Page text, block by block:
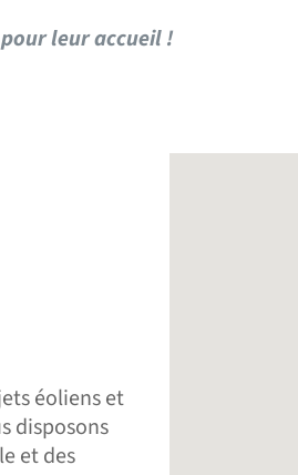
leur accueil !
éoliens et
disposons
et des